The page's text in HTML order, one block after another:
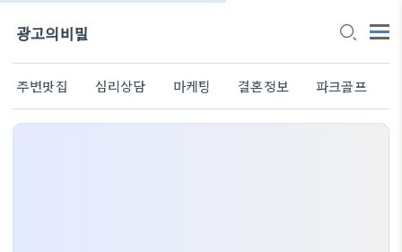
광고의비밀
주변맛집 심리상담 마케팅 결혼정보 파크골프